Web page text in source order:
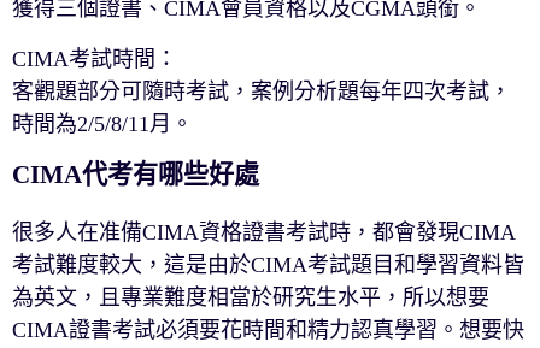
獲得三個證書、CIMA會員資格以及CGMA頭銜。
CIMA考試時間：
客觀題部分可隨時考試，案例分析題每年四次考試，
時間為2/5/8/11月。
CIMA代考有哪些好處
很多人在准備CIMA資格證書考試時，都會發現CIMA
考試難度較大，這是由於CIMA考試題目和學習資料皆
為英文，且專業難度相當於研究生水平，所以想要
CIMA證書考試必須要花時間和精力認真學習。想要快